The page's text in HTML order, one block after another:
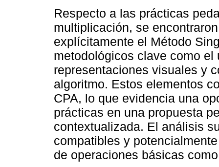
Respecto a las prácticas
multiplicación, se
explícitamente el Método
metodológicos clave como
representaciones visuales y
algoritmo. Estos elementos
CPA, lo que evidencia una
prácticas en una propuesta
contextualizada. El análisis
compatibles y
de operaciones básicas